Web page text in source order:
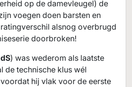
op de damevleugel) de
voegen doen barsten en
alsnog overbrugd
doorbroken!
) was wederom als laatste
de technische klus wél
hij vlak voor de eerste